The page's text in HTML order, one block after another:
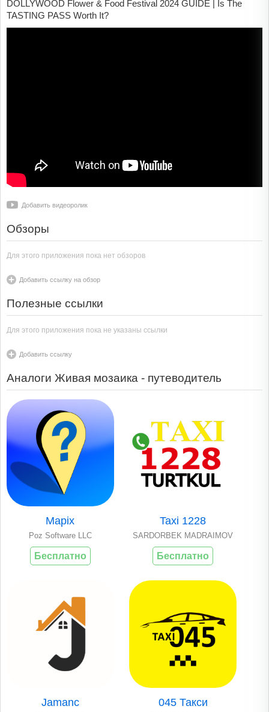
DOLLYWOOD Flower & Food Festival 2024 GUIDE | Is The
TASTING PASS Worth It?
Добавить видеоролик
Обзоры
Для этого приложения пока нет обзоров
Добавить ссылку на обзор
Полезные ссылки
Для этого приложения пока не указаны ссылки
Добавить ссылку
Аналоги Живая мозаика - путеводитель
Mapix
Poz Software LLC
Бесплатно
Taxi 1228
SARDORBEK MADRAIMOV
Бесплатно
Jamanc 045 Такси